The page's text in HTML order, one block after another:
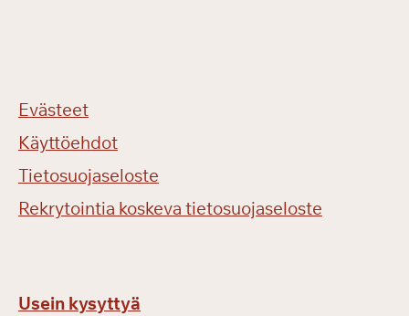
Evästeet
Käyttöehdot
Tietosuojaseloste
Rekrytointia koskeva tietosuojaseloste
Usein kysyttyä